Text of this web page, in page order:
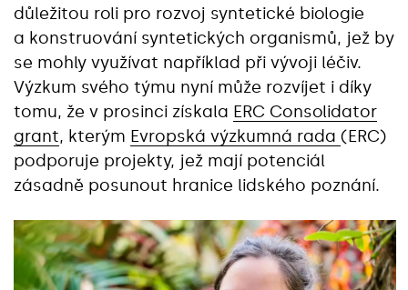
důležitou roli pro rozvoj syntetické biologie
a konstruování syntetických organismů, jež by
se mohly využívat například při vývoji léčiv.
Výzkum svého týmu nyní může rozvíjet i díky
tomu, že v prosinci získala ERC Consolidator
grant, kterým Evropská výzkumná rada (ERC)
podporuje projekty, jež mají potenciál
zásadně posunout hranice lidského poznání.